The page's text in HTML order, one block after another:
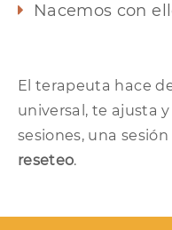
Nacemos con
El terapeuta hace
universal, te ajusta
sesiones, una
reseteo.